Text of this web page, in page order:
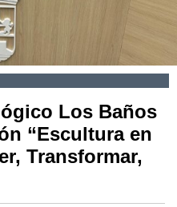
Los Baños
“Escultura en
Transformar,